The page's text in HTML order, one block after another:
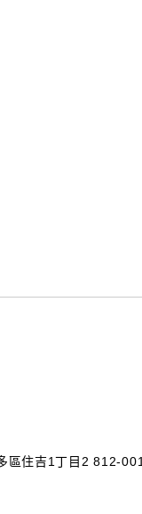
區住吉1丁目2 812-